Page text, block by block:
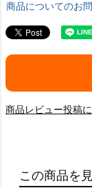
商品についてのお
商品レビュー投稿
この商品を